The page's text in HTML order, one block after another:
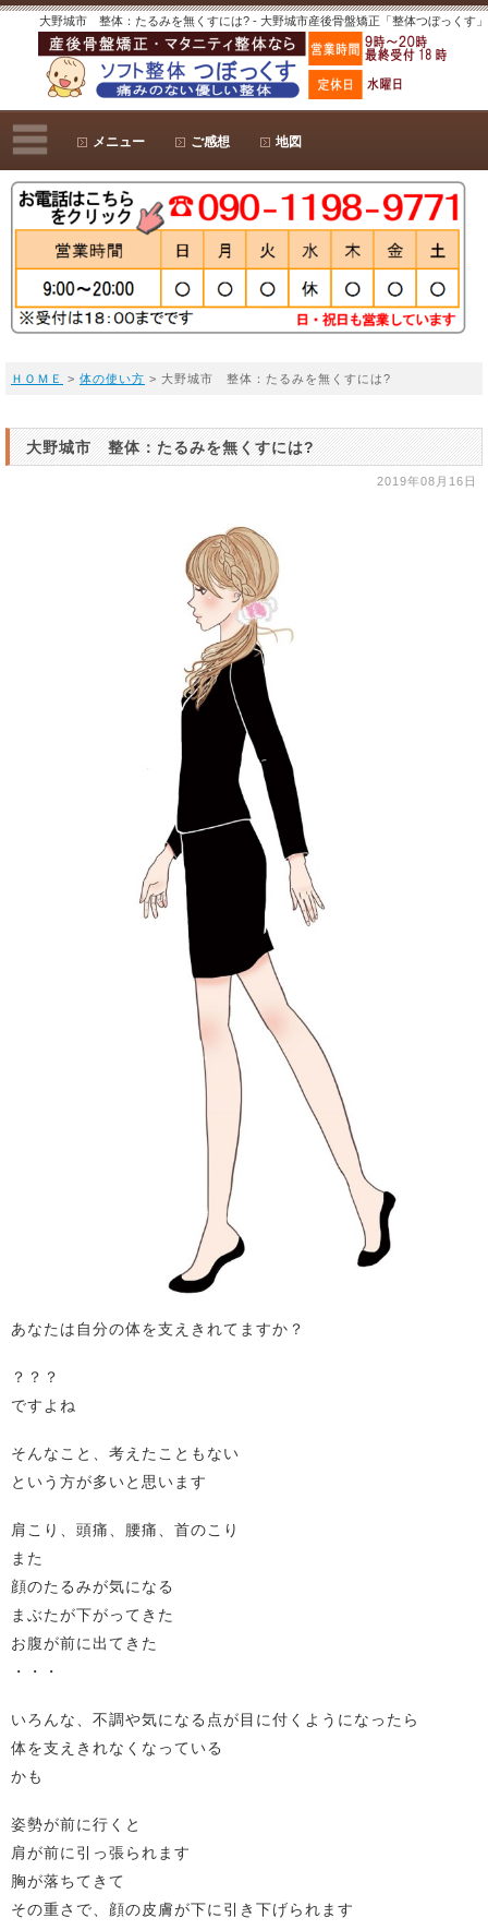
大野城市 整体：たるみを無くすには? - 大野城市産後骨盤矯正「整体つぼっくす」
メニュー ご感想 地図
ＨＯＭＥ > 体の使い方 > 大野城市 整体：たるみを無くすには?
大野城市 整体：たるみを無くすには?
2019年08月16日
あなたは自分の体を支えきれてますか？
？？？
ですよね
そんなこと、考えたこともない
という方が多いと思います
肩こり、頭痛、腰痛、首のこり
また
顔のたるみが気になる
まぶたが下がってきた
お腹が前に出てきた
・・・
いろんな、不調や気になる点が目に付くようになったら
体を支えきれなくなっている
かも
姿勢が前に行くと
肩が前に引っ張られます
胸が落ちてきて
その重さで、顔の皮膚が下に引き下げられます